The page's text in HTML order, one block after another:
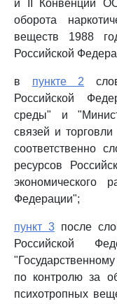
и II Конвенции
оборота
веществ 1988
Российской
в пункте 2
Российской
среды" и
связей и
соответственно
ресурсов
экономического
Федерации";
пункт 3после
Российской
по контролю за
психотропных